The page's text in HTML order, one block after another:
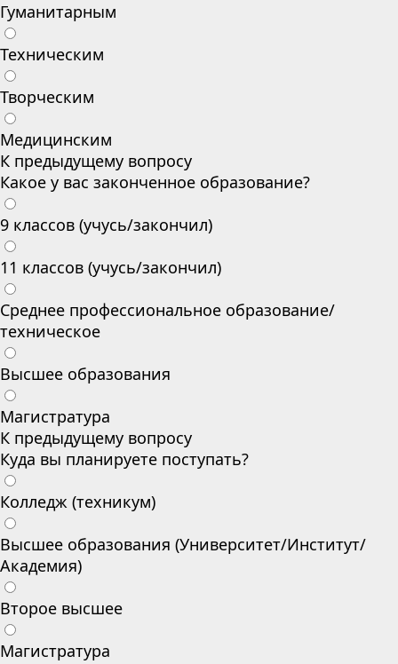
Гуманитарным
Техническим
Творческим
Медицинским
К предыдущему вопросу
Какое у вас законченное образование?
9 классов (учусь/закончил)
11 классов (учусь/закончил)
Среднее профессиональное образование/
техническое
Высшее образования
Магистратура
К предыдущему вопросу
Куда вы планируете поступать?
Колледж (техникум)
Высшее образования (Университет/Институт/
Академия)
Второе высшее
Магистратура